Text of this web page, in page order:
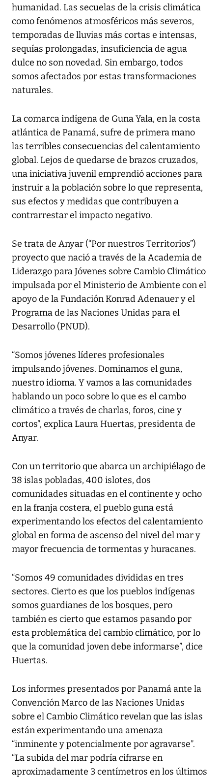
humanidad. Las secuelas de la crisis climática
como fenómenos atmosféricos más severos,
temporadas de lluvias más cortas e intensas,
sequías prolongadas, insuficiencia de agua
dulce no son novedad. Sin embargo, todos
somos afectados por estas transformaciones
naturales.
La comarca indígena de Guna Yala, en la costa
atlántica de Panamá, sufre de primera mano
las terribles consecuencias del calentamiento
global. Lejos de quedarse de brazos cruzados,
una iniciativa juvenil emprendió acciones para
instruir a la población sobre lo que representa,
sus efectos y medidas que contribuyen a
contrarrestar el impacto negativo.
Se trata de Anyar (“Por nuestros Territorios”)
proyecto que nació a través de la Academia de
Liderazgo para Jóvenes sobre Cambio Climático
impulsada por el Ministerio de Ambiente con el
apoyo de la Fundación Konrad Adenauer y el
Programa de las Naciones Unidas para el
Desarrollo (PNUD).
“Somos jóvenes líderes profesionales
impulsando jóvenes. Dominamos el guna,
nuestro idioma. Y vamos a las comunidades
hablando un poco sobre lo que es el cambo
climático a través de charlas, foros, cine y
cortos”, explica Laura Huertas, presidenta de
Anyar.
Con un territorio que abarca un archipiélago de
38 islas pobladas, 400 islotes, dos
comunidades situadas en el continente y ocho
en la franja costera, el pueblo guna está
experimentando los efectos del calentamiento
global en forma de ascenso del nivel del mar y
mayor frecuencia de tormentas y huracanes.
“Somos 49 comunidades divididas en tres
sectores. Cierto es que los pueblos indígenas
somos guardianes de los bosques, pero
también es cierto que estamos pasando por
esta problemática del cambio climático, por lo
que la comunidad joven debe informarse”, dice
Huertas.
Los informes presentados por Panamá ante la
Convención Marco de las Naciones Unidas
sobre el Cambio Climático revelan que las islas
están experimentando una amenaza
“inminente y potencialmente por agravarse”.
“La subida del mar podría cifrarse en
aproximadamente 3 centímetros en los últimos